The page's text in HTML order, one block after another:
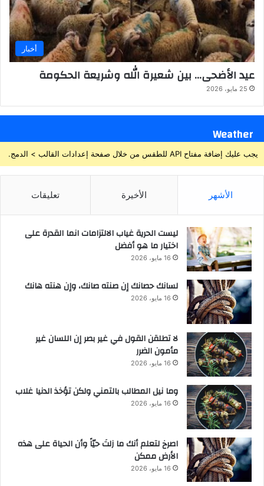
أخبار
عيد الأضحى… بين شعيرة الله وشريعة الحكومة
25 مايو، 2026
Weather
يجب عليك إضافة مفتاح API للطقس من خلال صفحة إعدادات القالب > الدمج.
الأشهر الأخيرة تعليقات
ليست الحرية غياب الالتزامات انما القدرة على
اختيار ما هو أفضل
16 مايو، 2026
لسانك حصانك إن صنته صانك، وإن هنته هانك
16 مايو، 2026
لا تطلقن القول في غير بصر إن اللسان غير
مأمون الضرر
16 مايو، 2026
وما نيل المطالب بالتمني ولكن تؤخذ الدنيا غلاب
16 مايو، 2026
‫اصرخ لتعلم أنك ما زلتَ حيّاً وأن الحياة على هذه
الأرض ممكن
16 مايو، 2026